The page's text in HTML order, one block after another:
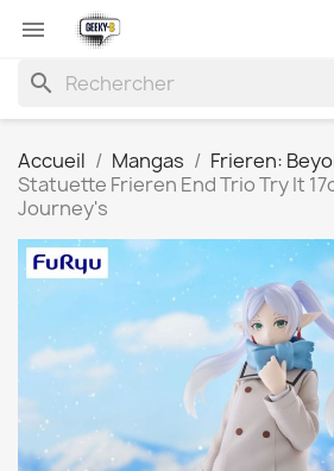

search
Accueil Mangas
Frieren:
Statuette Frieren End Trio Try It
Journey's